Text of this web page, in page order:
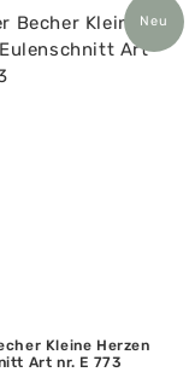
Neu
Kleine Herzen
Art nr. E 773